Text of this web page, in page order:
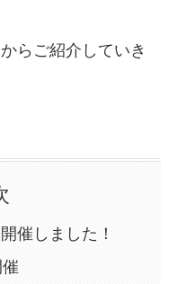
らご紹介していき
催しました！